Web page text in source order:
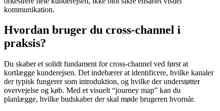
kommunikation.
Hvordan bruger du cross-channel i
praksis?
Du skaber et solidt fundament for cross-channel ved først at
kortlægge kunderejsen. Det indebærer at identificere, hvilke kanaler
der typisk fungerer som introduktion, og hvilke der understøtter
overvejelse og køb. Med et visuelt “journey map” kan du
planlægge, hvilke budskaber der skal møde brugeren hvornår.